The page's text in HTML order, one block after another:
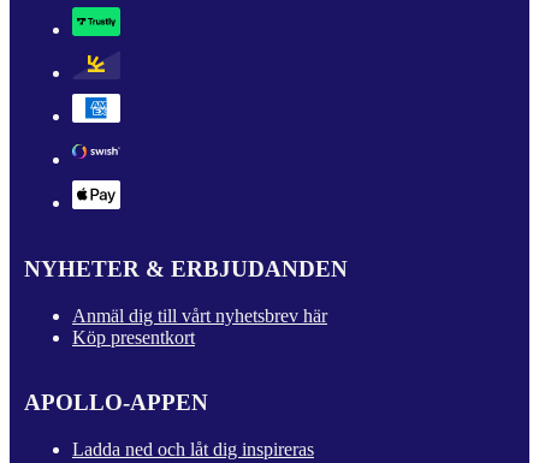
NYHETER & ERBJUDANDEN
Anmäl dig till vårt nyhetsbrev här
Köp presentkort
APOLLO-APPEN
Ladda ned och låt dig inspireras